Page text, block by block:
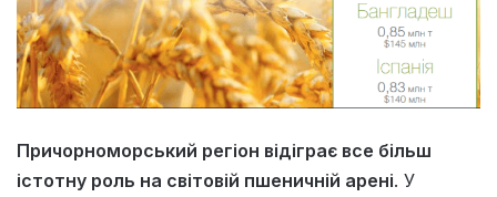
Причорноморський регіон відіграє все більш
істотну роль на світовій пшеничній арені. У